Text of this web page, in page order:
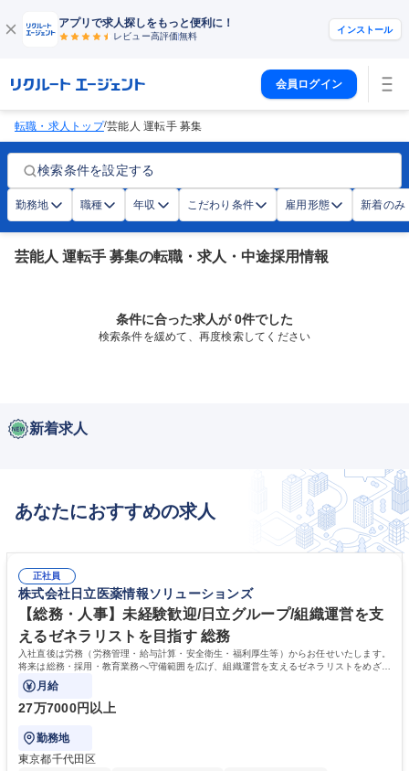
アプリで求人探しをもっと便利に！
レビュー高評価無料
インストール
会員ログイン
転職・求人トップ/芸能人 運転手 募集
検索条件を設定する
勤務地 職種 年収 こだわり条件 雇用形態 新着のみ
芸能人 運転手 募集の転職・求人・中途採用情報
条件に合った求人が 0件でした
検索条件を緩めて、再度検索してください
新着求人
あなたにおすすめの求人
正社員
株式会社日立医薬情報ソリューションズ
【総務・人事】未経験歓迎/日立グループ/組織運営を支
えるゼネラリストを目指す 総務
入社直後は労務（労務管理・給与計算・安全衛生・福利厚生等）からお任せいたします。
将来は総務・採用・教育業務へ守備範囲を広げ、組織運営を支えるゼネラリストをめざせ
ます。
月給
27万7000円以上
勤務地
東京都千代田区